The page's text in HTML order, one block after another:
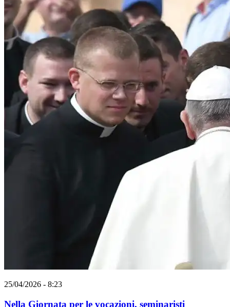
25/04/2026 - 8:23
Nella Giornata per le vocazioni, seminaristi